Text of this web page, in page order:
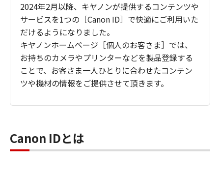
2024年2月以降、キヤノンが提供するコンテンツや
サービスを1つの［Canon ID］で快適にご利用いた
だけるようになりました。
キヤノンホームページ［個人のお客さま］では、
お持ちのカメラやプリンターなどを製品登録する
ことで、お客さま一人ひとりに合わせたコンテン
ツや機材の情報をご提供させて頂きます。
Canon IDとは